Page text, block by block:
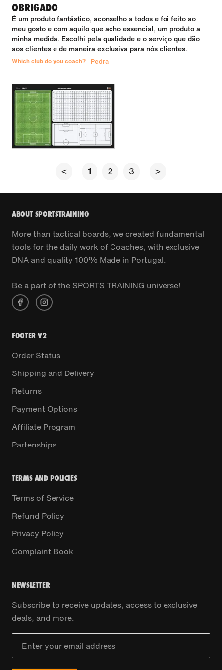
OBRIGADO
É um produto fantástico, aconselho a todos e foi feito ao
meu gosto e com aquilo que acho essencial, um produto a
minha medida. Escolhi pela qualidade e o serviço que dão
aos clientes e de maneira exclusiva para nós clientes.
Which club do you coach? Pedra
< 1 2 3 >
ABOUT SPORTSTRAINING
More than tactical boards, we created fundamental
tools for the daily work of Coaches, with exclusive
DNA and quality 100% Made in Portugal.
Be a part of the SPORTS TRAINING universe!
FOOTER V2
Order Status
Shipping and Delivery
Returns
Payment Options
Affiliate Program
Partenships
TERMS AND POLICIES
Terms of Service
Refund Policy
Privacy Policy
Complaint Book
NEWSLETTER
Subscribe to receive updates, access to exclusive
deals, and more.